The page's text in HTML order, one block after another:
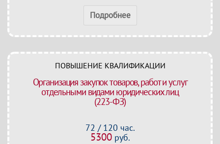
Подробнее
ПОВЫШЕНИЕ КВАЛИФИКАЦИИ
Организация закупок товаров, работ и услуг
отдельными видами юридических лиц
(223-ФЗ)
72 / 120 час.
5300руб.